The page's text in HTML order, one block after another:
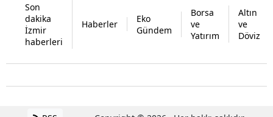
Son
dakika
İzmir
haberleri
Haberler
Eko
Gündem
Borsa
ve
Yatırım
Altın
ve
Döviz